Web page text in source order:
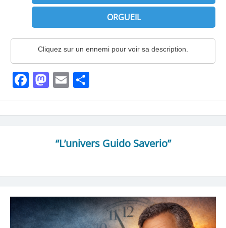
ORGUEIL
Cliquez sur un ennemi pour voir sa description.
Facebook
Mastodon
Email
“L’univers Guido Saverio”